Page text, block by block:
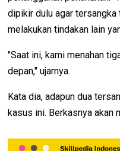
dipikir dulu agar
melakukan tindakan lain
"Saat ini, kami menahan
depan," ujarnya.
Kata dia, adapun dua
kasus ini. Berkasnya akan